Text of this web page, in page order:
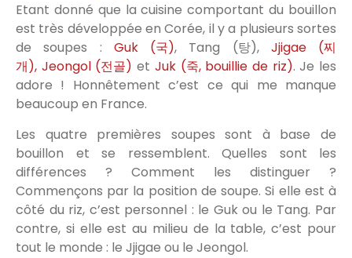
Etant donné que la cuisine comportant du bouillon
est très développée en Corée, il y a plusieurs sortes
de soupes : Guk (국), Tang (탕), Jjigae (찌
개), Jeongol (전골) et Juk (죽, bouillie de riz). Je les
adore ! Honnêtement c’est ce qui me manque
beaucoup en France.
Les quatre premières soupes sont à base de
bouillon et se ressemblent. Quelles sont les
différences ? Comment les distinguer ?
Commençons par la position de soupe. Si elle est à
côté du riz, c’est personnel : le Guk ou le Tang. Par
contre, si elle est au milieu de la table, c’est pour
tout le monde : le Jjigae ou le Jeongol.